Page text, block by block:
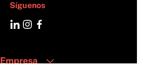
Síguenos
Empresa